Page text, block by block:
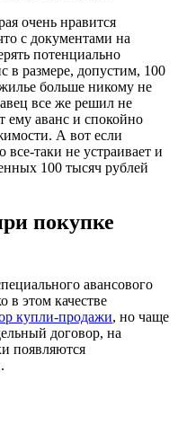
очень нравится
с документами на
потенциально
в размере, допустим, 100
больше никому не
все же решил не
ему аванс и спокойно
А вот если
все-таки не устраивает и
100 тысяч рублей
покупке
авансового
в этом качестве
купли-продажи, но чаще
договор, на
появляются